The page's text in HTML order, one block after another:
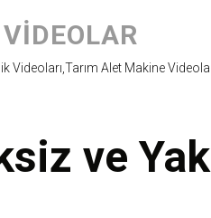
Videoları,Tarım Alet Makine
ve